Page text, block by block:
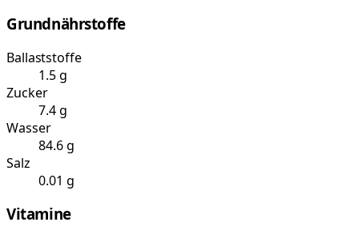
Grundnährstoffe
Ballaststoffe
1.5 g
Zucker
7.4 g
Wasser
84.6 g
Salz
0.01 g
Vitamine